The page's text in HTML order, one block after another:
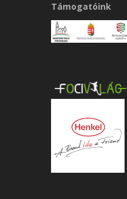
Támogatóink